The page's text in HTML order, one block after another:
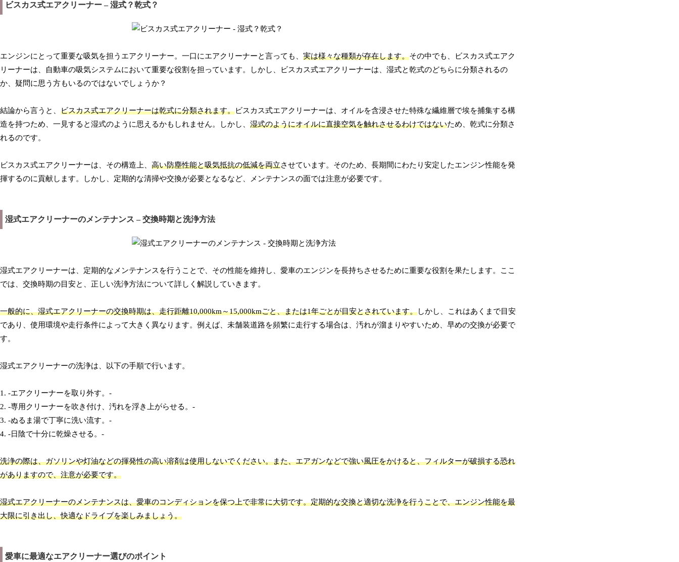
ビスカス式エアクリーナー – 湿式？乾式？
エンジンにとって重要な吸気を担うエアクリーナー。一口にエアクリーナーと言っても、 実は様々な種類が存在します。その中でも、ビスカス式エアク
リーナーは、自動車の吸気システムにおいて重要な役割を担っています。しかし、ビスカス式エアクリーナーは、湿式と乾式のどちらに分類されるの
か、疑問に思う方もいるのではないでしょうか？
結論から言うと、 ビスカス式エアクリーナーは乾式に分類されます。ビスカス式エアクリーナーは、オイルを含浸させた特殊な繊維層で埃を捕集する構
造を持つため、一見すると湿式のように思えるかもしれません。しかし、 湿式のようにオイルに直接空気を触れさせるわけではないため、乾式に分類さ
れるのです。
ビスカス式エアクリーナーは、その構造上、 高い防塵性能と吸気抵抗の低減を両立させています。そのため、長期間にわたり安定したエンジン性能を発
揮するのに貢献します。しかし、定期的な清掃や交換が必要となるなど、メンテナンスの面では注意が必要です。
湿式エアクリーナーのメンテナンス – 交換時期と洗浄方法
湿式エアクリーナーは、定期的なメンテナンスを行うことで、その性能を維持し、愛車のエンジンを長持ちさせるために重要な役割を果たします。ここ
では、交換時期の目安と、正しい洗浄方法について詳しく解説していきます。
一般的に、湿式エアクリーナーの交換時期は、走行距離10,000km～15,000kmごと、または1年ごとが目安とされています。しかし、これはあくまで目安
であり、使用環境や走行条件によって大きく異なります。例えば、未舗装道路を頻繁に走行する場合は、汚れが溜まりやすいため、早めの交換が必要で
す。
湿式エアクリーナーの洗浄は、以下の手順で行います。
1. -エアクリーナーを取り外す。-
2. -専用クリーナーを吹き付け、汚れを浮き上がらせる。-
3. -ぬるま湯で丁寧に洗い流す。-
4. -日陰で十分に乾燥させる。-
洗浄の際は、ガソリンや灯油などの揮発性の高い溶剤は使用しないでください。また、エアガンなどで強い風圧をかけると、フィルターが破損する恐れ
がありますので、注意が必要です。
湿式エアクリーナーのメンテナンスは、愛車のコンディションを保つ上で非常に大切です。定期的な交換と適切な洗浄を行うことで、エンジン性能を最
大限に引き出し、快適なドライブを楽しみましょう。
愛車に最適なエアクリーナー選びのポイント